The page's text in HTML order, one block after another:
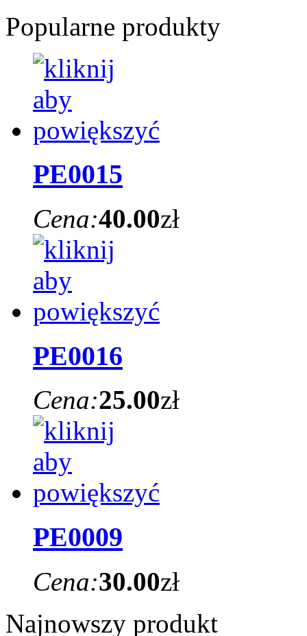
Popularne produkty
PE0015
Cena:40.00zł
PE0016
Cena:25.00zł
PE0009
Cena:30.00zł
Najnowszy produkt